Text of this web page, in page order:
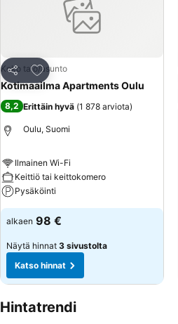
Jaa
Lisää suosikkeihin
Koko talo/asunto
Kotimaailma Apartments Oulu
8,2 Erittäin hyvä (1 878 arviota)
Oulu, Suomi
Ilmainen Wi-Fi
Keittiö tai keittokomero
Pysäköinti
alkaen 98 €
Näytä hinnat 3 sivustolta
Katso hinnat
Hintatrendi